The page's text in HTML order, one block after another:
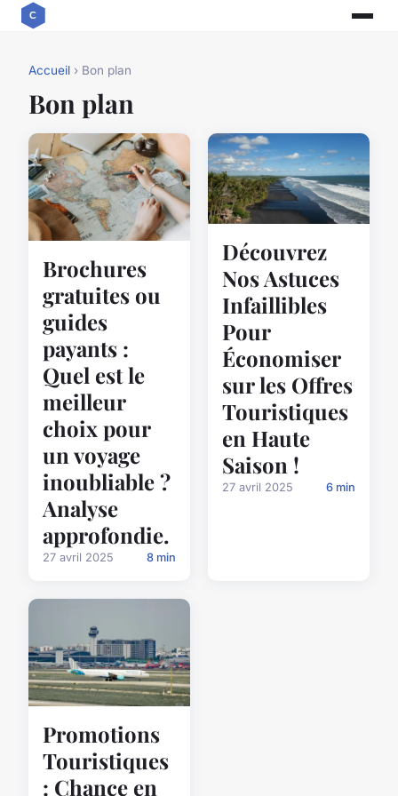
Accueil › Bon plan
Bon plan
Brochures
gratuites ou
guides
payants :
Quel est le
meilleur
choix pour
un voyage
inoubliable ?
Analyse
approfondie.
27 avril 2025 8 min
Découvrez
Nos Astuces
Infaillibles
Pour
Économiser
sur les Offres
Touristiques
en Haute
Saison !
27 avril 2025 6 min
Promotions
Touristiques
: Chance en